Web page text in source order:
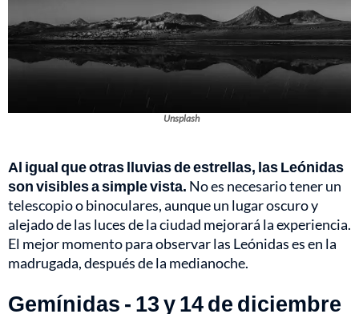
Unsplash
Al igual que otras lluvias de estrellas, las Leónidas
son visibles a simple vista. No es necesario tener un
telescopio o binoculares, aunque un lugar oscuro y
alejado de las luces de la ciudad mejorará la experiencia.
El mejor momento para observar las Leónidas es en la
madrugada, después de la medianoche.
Gemínidas - 13 y 14 de diciembre